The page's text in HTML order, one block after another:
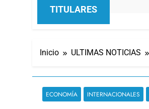
TITULARES
Inicio ULTIMAS NOTICIAS
ECONOMÍA INTERNACIONALES